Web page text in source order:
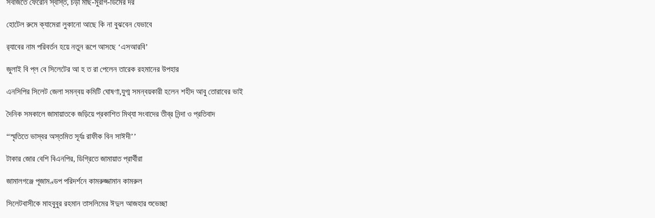
সবজিতে ফেরেনি স্বস্তি, চড়া মাছ-মুরগি-ডিমের দর
হোটেল রুমে ক্যামেরা লুকানো আছে কি না বুঝবেন যেভাবে
র‌্যাবের নাম পরিবর্তন হয়ে নতুন রূপে আসছে ‘এসআরবি’
জুলাই বি প্ল বে সিলেটের আ হ ত রা পেলেন তারেক রহমানের উপহার
এনসিপির সিলেট জেলা সমন্বয় কমিটি ঘোষণা,যুগ্ম সমন্বয়কারী হলেন শহীদ আবু তোরাবের ভাই
দৈনিক সমকালে জামায়াতকে জড়িয়ে প্রকাশিত মিথ্যা সংবাদের তীব্র নিন্দা ও প্রতিবাদ
“স্মৃতিতে ভাস্বর অস্তমিত সূর্যঃ রাফীক বিন সাঈদী’’
টাকার জোর বেশি বিএনপির, ডিগ্রিতে জামায়াত প্রার্থীরা
জামালগঞ্জে পূজামণ্ডপ পরিদর্শনে কামরুজ্জামান কামরুল
সিলেটবাসীকে মাহবুবুর রহমান তাসলিমের ঈদুল আজহার শুভেচ্ছা